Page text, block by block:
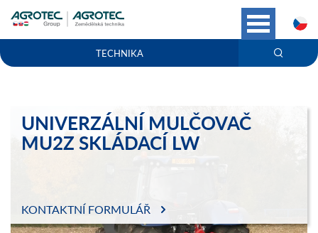
TECHNIKA
UNIVERZÁLNÍ MULČOVAČ
MU2Z SKLÁDACÍ LW
KONTAKTNÍ FORMULÁŘ